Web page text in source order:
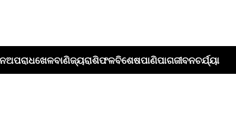
ଅପରାଧଖେଳବାଣିଜ୍ୟରାଶିଫଳବିଶେଷପାଣିପାଗଜୀବନଚର୍ଯ୍ୟା